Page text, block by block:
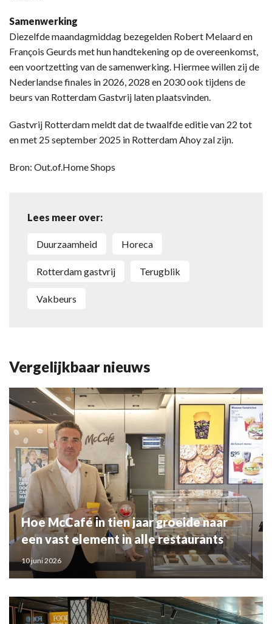
Samenwerking
Diezelfde maandagmiddag bezegelden Robert Melaard en
François Geurds met hun handtekening op de overeenkomst,
een voortzetting van de samenwerking. Hiermee willen zij de
Nederlandse finales in 2026, 2028 en 2030 ook tijdens de
beurs van Rotterdam Gastvrij laten plaatsvinden.
Gastvrij Rotterdam meldt dat de twaalfde editie van 22 tot
en met 25 september 2025 in Rotterdam Ahoy zal zijn.
Bron: Out.of.Home Shops
Lees meer over:
duurzaamheid horeca
Rotterdam gastvrij terugblik
vakbeurs
Vergelijkbaar nieuws
Hoe McCafé in tien jaar groeide naar
een vast element in alle restaurants
10 juni 2026